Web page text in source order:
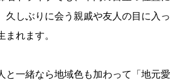
久しぶりに会う親戚や友人の目に入っ
まれます。
と一緒なら地域色も加わって「地元愛